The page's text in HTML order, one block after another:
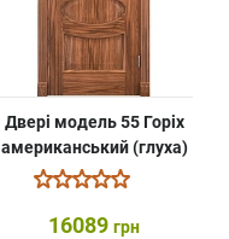
Двері модель 55 Горіх
американський (глуха)
16089 грн